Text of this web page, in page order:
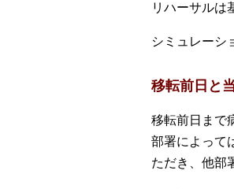
リハーサルは
シミュレーシ
移転前日と
移転前日まで
部署によって
ただき、他部